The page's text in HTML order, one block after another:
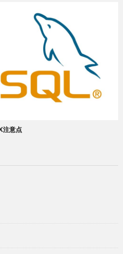
注意点